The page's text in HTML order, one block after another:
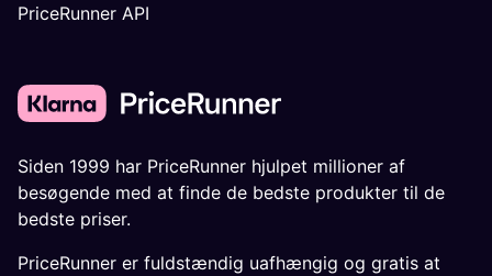
PriceRunner API
Siden 1999 har PriceRunner hjulpet millioner af
besøgende med at finde de bedste produkter til de
bedste priser.
PriceRunner er fuldstændig uafhængig og gratis at